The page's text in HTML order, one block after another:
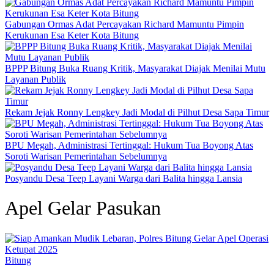
Gabungan Ormas Adat Percayakan Richard Mamuntu Pimpin
Kerukunan Esa Keter Kota Bitung
BPPP Bitung Buka Ruang Kritik, Masyarakat Diajak Menilai Mutu
Layanan Publik
Rekam Jejak Ronny Lengkey Jadi Modal di Pilhut Desa Sapa Timur
BPU Megah, Administrasi Tertinggal: Hukum Tua Boyong Atas
Soroti Warisan Pemerintahan Sebelumnya
Posyandu Desa Teep Layani Warga dari Balita hingga Lansia
Apel Gelar Pasukan
Bitung